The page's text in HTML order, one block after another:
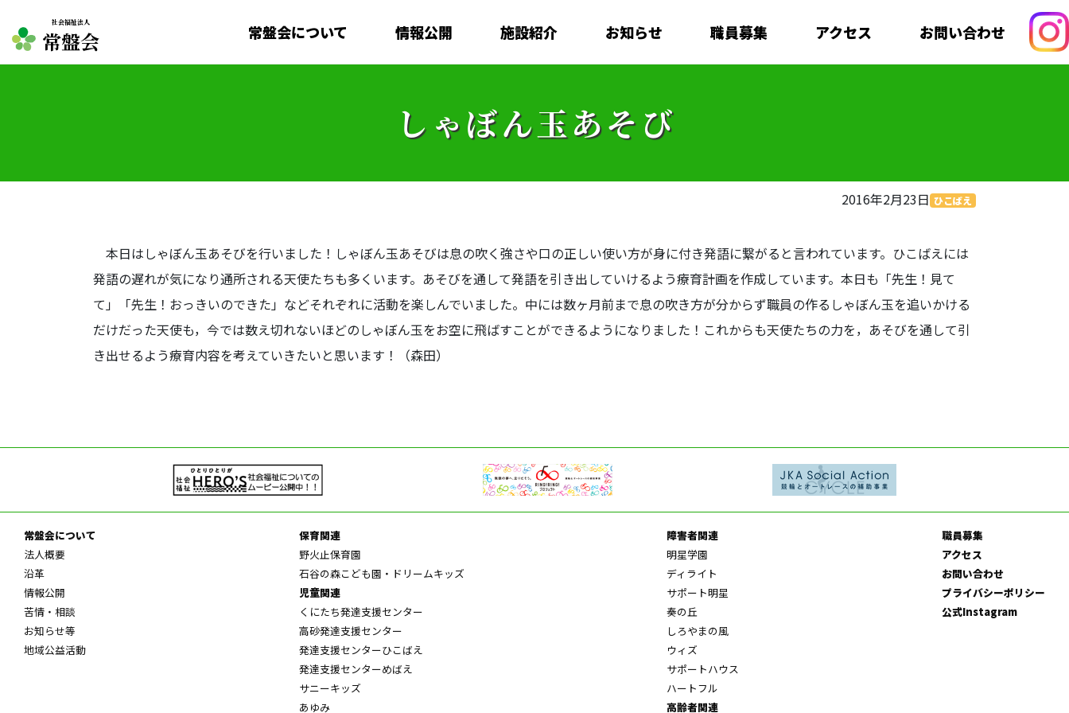
社会福祉法人
常盤会 常盤会について 情報公開 施設紹介 お知らせ 職員募集 アクセス お問い合わせ
しゃぼん玉あそび
2016年2月23日 ひこばえ
本日はしゃぼん玉あそびを行いました！しゃぼん玉あそびは息の吹く強さや口の正しい使い方が身に付き発語に繋がると言われています。ひこばえには
発語の遅れが気になり通所される天使たちも多くいます。あそびを通して発語を引き出していけるよう療育計画を作成しています。本日も「先生！見て
て」「先生！おっきいのできた」などそれぞれに活動を楽しんでいました。中には数ヶ月前まで息の吹き方が分からず職員の作るしゃぼん玉を追いかける
だけだった天使も，今では数え切れないほどのしゃぼん玉をお空に飛ばすことができるようになりました！これからも天使たちの力を，あそびを通して引
き出せるよう療育内容を考えていきたいと思います！（森田）
常盤会について
法人概要
沿革
情報公開
苦情・相談
お知らせ等
地域公益活動
保育関連
野火止保育園
石谷の森こども園・ドリームキッズ
児童関連
くにたち発達支援センター
高砂発達支援センター
発達支援センターひこばえ
発達支援センターめばえ
サニーキッズ
あゆみ
障害者関連
明星学園
ディライト
サポート明星
奏の丘
しろやまの風
ウィズ
サポートハウス
ハートフル
高齢者関連
職員募集
アクセス
お問い合わせ
プライバシーポリシー
公式Instagram